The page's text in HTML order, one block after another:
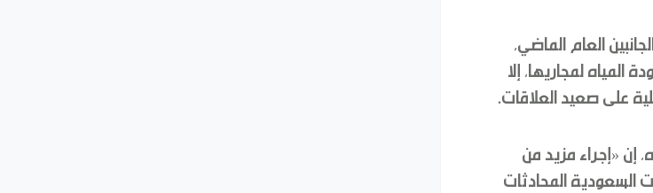
وإيران منذ عام 2016، ليحاول الجانبين العام الماضي،
لمجاريها، إلا
على صعيد العلاقات.
إن «إجراء مزيد من
السعودية المحادثات